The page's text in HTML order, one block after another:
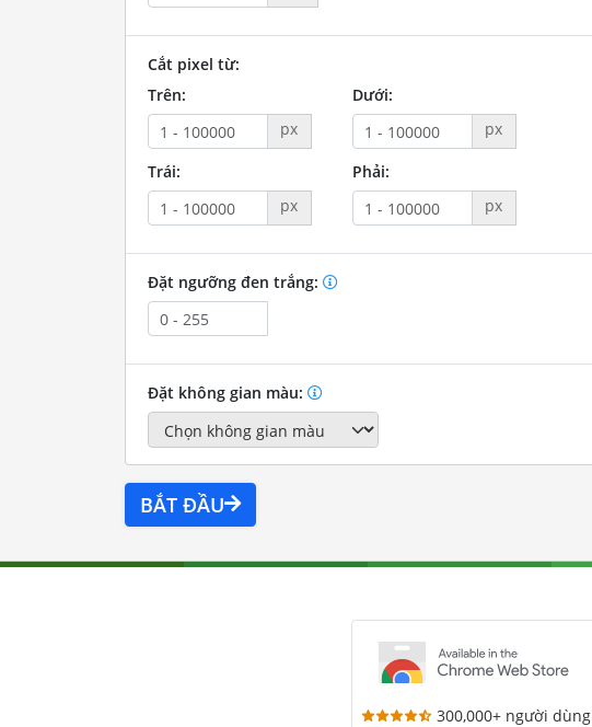
Cắt pixel từ:
Trên:
px
Dưới:
px
Trái:
px
Phải:
px
Đặt ngưỡng đen trắng:
Đặt không gian màu:
BẮT ĐẦU
300,000+ người dùng